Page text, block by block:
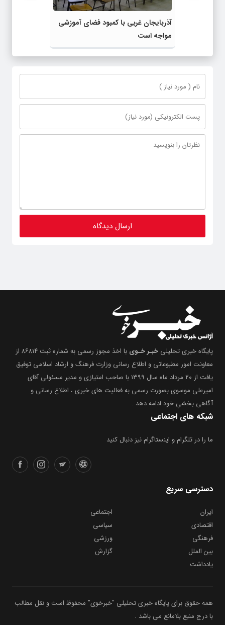
آذربایجان غربی با کمبود فضای آموزشی
مواجه است
پایگاه خبری تحلیلی خبـر خـوی
با اخذ مجوز رسمی به شماره ثبت ۸۶۸۱۴ از
معاونت امور مطبوعاتی و اطلاع رسانی وزارت فرهنگ و ارشاد اسلامی توفیق
یافت از ۲۰ مرداد ماه سال ۱۳۹۹ با صاحب امتیازی و مدیر مسئولی آقای
امیرعلی موسوی بصورت رسمی به فعالیت های خبری ، اطلاع رسانی و
آگاهی بخشیِ خود ادامه دهد .
شبکه های اجتماعی
ما را در تلگرام و اینستاگرام نیز دنبال کنید
دسترسی سریع
ایران
اجتماعی
اقتصادی
سیاسی
فرهنگی
ورزشی
بین الملل
گزارش
یادداشت
همه حقوق برای پایگاه خبری تحلیلی "خبرخوی" محفوظ است و نقل مطالب
با درج منبع بلامانع می باشد .